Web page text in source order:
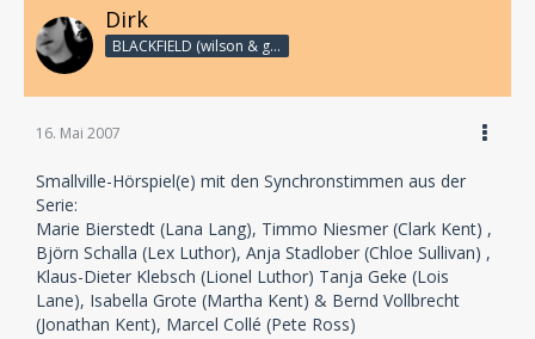
Dirk
BLACKFIELD (wilson & geffen)
16. Mai 2007
Smallville-Hörspiel(e) mit den Synchronstimmen aus der
Serie:
Marie Bierstedt (Lana Lang), Timmo Niesmer (Clark Kent) ,
Björn Schalla (Lex Luthor), Anja Stadlober (Chloe Sullivan) ,
Klaus-Dieter Klebsch (Lionel Luthor) Tanja Geke (Lois
Lane), Isabella Grote (Martha Kent) & Bernd Vollbrecht
(Jonathan Kent), Marcel Collé (Pete Ross)